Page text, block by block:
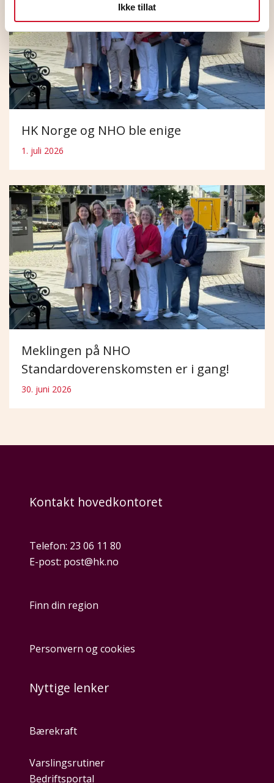
Ikke tillat
HK Norge og NHO ble enige
1. juli 2026
Meklingen på NHO
Standardoverenskomsten er i gang!
30. juni 2026
Kontakt hovedkontoret
Telefon: 23 06 11 80
E-post: post@hk.no
Finn din region
Personvern og cookies
Nyttige lenker
Bærekraft
Varslingsrutiner
Bedriftsportal